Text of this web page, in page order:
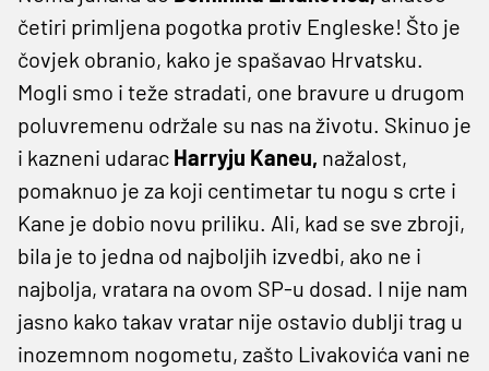
četiri primljena pogotka protiv Engleske! Što je
čovjek obranio, kako je spašavao Hrvatsku.
Mogli smo i teže stradati, one bravure u drugom
poluvremenu održale su nas na životu. Skinuo je
i kazneni udarac Harryju Kaneu, nažalost,
pomaknuo je za koji centimetar tu nogu s crte i
Kane je dobio novu priliku. Ali, kad se sve zbroji,
bila je to jedna od najboljih izvedbi, ako ne i
najbolja, vratara na ovom SP-u dosad. I nije nam
jasno kako takav vratar nije ostavio dublji trag u
inozemnom nogometu, zašto Livakovića vani ne